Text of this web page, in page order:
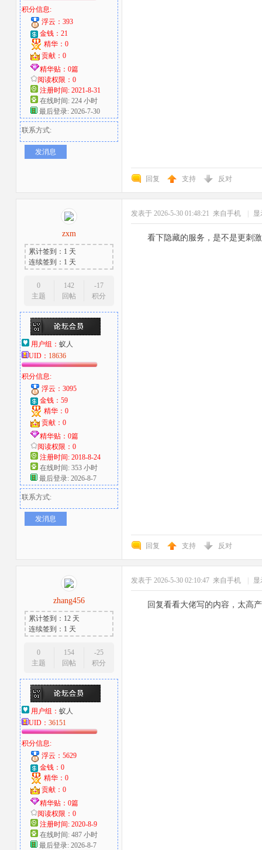
积分信息:
浮云：393
金钱：21
精华：0
贡献：0
精华贴：0篇
阅读权限：0
注册时间: 2021-8-31
在线时间: 224 小时
最后登录: 2026-7-30
联系方式:
发消息
回复 支持 反对
zxm
累计签到：1 天
连续签到：1 天
0
主题
142
回帖
-17
积分
用户组： 蚁人
UID： 18636
积分信息:
浮云：3095
金钱：59
精华：0
贡献：0
精华贴：0篇
阅读权限：0
注册时间: 2018-8-24
在线时间: 353 小时
最后登录: 2026-8-7
联系方式:
发消息
发表于 2026-5-30 01:48:21 来自手机 显
看下隐藏的服务，是不是更刺激
回复 支持 反对
zhang456
累计签到：12 天
连续签到：1 天
0
主题
154
回帖
-25
积分
用户组： 蚁人
UID： 36151
积分信息:
浮云：5629
金钱：0
精华：0
贡献：0
精华贴：0篇
阅读权限：0
注册时间: 2020-8-9
在线时间: 487 小时
最后登录: 2026-8-7
发表于 2026-5-30 02:10:47 来自手机 显
回复看看大佬写的内容，太高